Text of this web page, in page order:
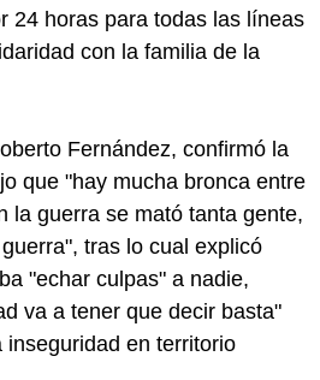
24 horas para todas las líneas
con la familia de la
Fernández, confirmó la
que "hay mucha bronca entre
la guerra se mató tanta gente,
tras lo cual explicó
"echar culpas" a nadie,
va a tener que decir basta"
en territorio